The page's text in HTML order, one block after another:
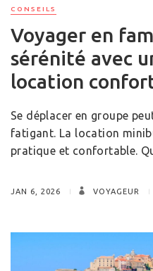
CONSEILS
Voyager en
sérénité avec
location
Se déplacer en groupe
fatigant. La location
pratique et confortable.
JAN 6, 2026 VOYAGEUR